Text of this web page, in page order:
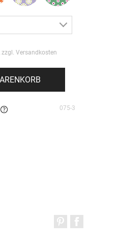
zzgl. Versandkosten
075-3